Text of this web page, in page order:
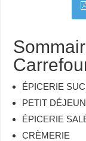
ÉPICERIE
PETIT
ÉPICERIE
CRÈMERIE